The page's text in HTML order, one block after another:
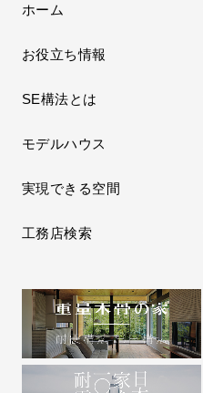
ホーム
お役立ち情報
SE構法とは
モデルハウス
実現できる空間
工務店検索